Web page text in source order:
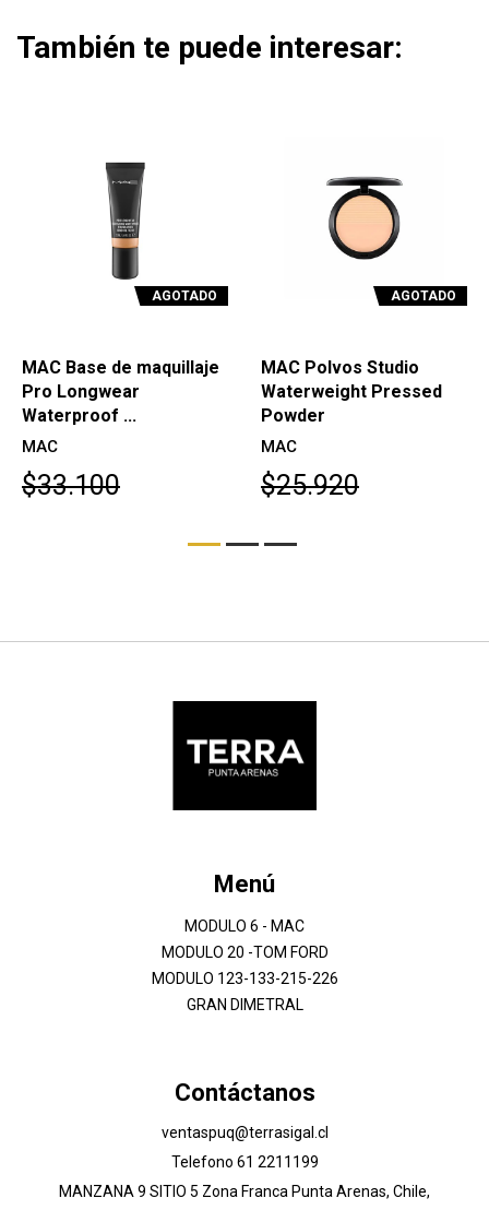
También te puede interesar:
AGOTADO
MAC Base de maquillaje
Pro Longwear
Waterproof ...
MAC
$33.100
AGOTADO
MAC Polvos Studio
Waterweight Pressed
Powder
MAC
$25.920
Menú
MODULO 6 - MAC
MODULO 20 -TOM FORD
MODULO 123-133-215-226
GRAN DIMETRAL
Contáctanos
ventaspuq@terrasigal.cl
Telefono 61 2211199
MANZANA 9 SITIO 5 Zona Franca Punta Arenas, Chile,